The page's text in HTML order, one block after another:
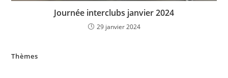
Journée interclubs janvier 2024
29 janvier 2024
Thèmes